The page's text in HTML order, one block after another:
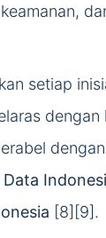
setiap
dengan
Data
[8][9].